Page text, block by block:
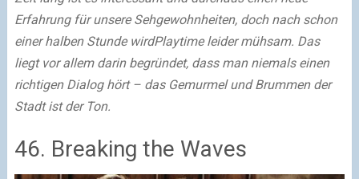
Erfahrung für unsere Sehgewohnheiten, doch nach schon
einer halben Stunde wirdPlaytime leider mühsam. Das
liegt vor allem darin begründet, dass man niemals einen
richtigen Dialog hört – das Gemurmel und Brummen der
Stadt ist der Ton.
46. Breaking the Waves